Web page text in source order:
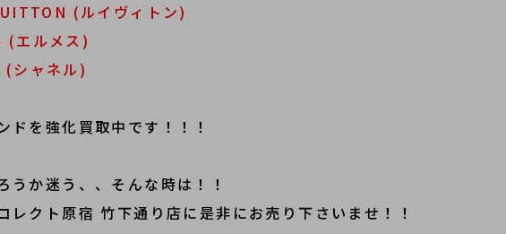
(ルイヴィトン)
(エルメス)
シャネル)
ドを強化買取中です！！！
うか迷う、、そんな時は！！
レクト原宿 竹下通り店に是非にお売り下さいませ！！